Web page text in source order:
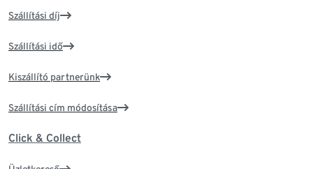
Szállítási díj
Szállítási idő
Kiszállító partnerünk
Szállítási cím módosítása
Click & Collect